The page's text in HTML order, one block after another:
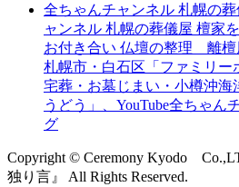
全ちゃんチャンネル 札幌の
ャンネル 札幌の葬儀屋 檀家
お付き合い 仏壇の整理 離檀
札幌市・白石区「ファミリー
宅葬・お墓じまい・小樽沖海
うどう」、YouTube全ちゃん
グ
Copyright © Ceremony Kyodo
独り言』 All Rights Reserved.